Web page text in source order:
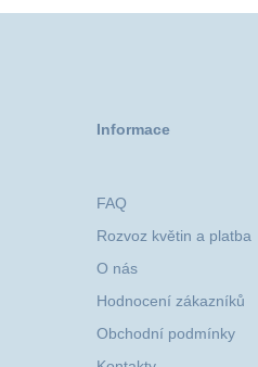
Informace
FAQ
Rozvoz květin a platba
O nás
Hodnocení zákazníků
Obchodní podmínky